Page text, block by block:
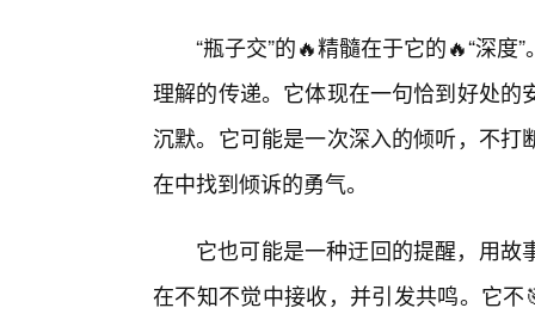
“瓶子交”的🔥精髓在于它的🔥“深
理解的传递。它体现在一句恰到好处
沉默。它可能是一次深入的倾听，不
在中找到倾诉的勇气。
它也可能是一种迂回的提醒，用
在不知不觉中接收，并引发共鸣。它